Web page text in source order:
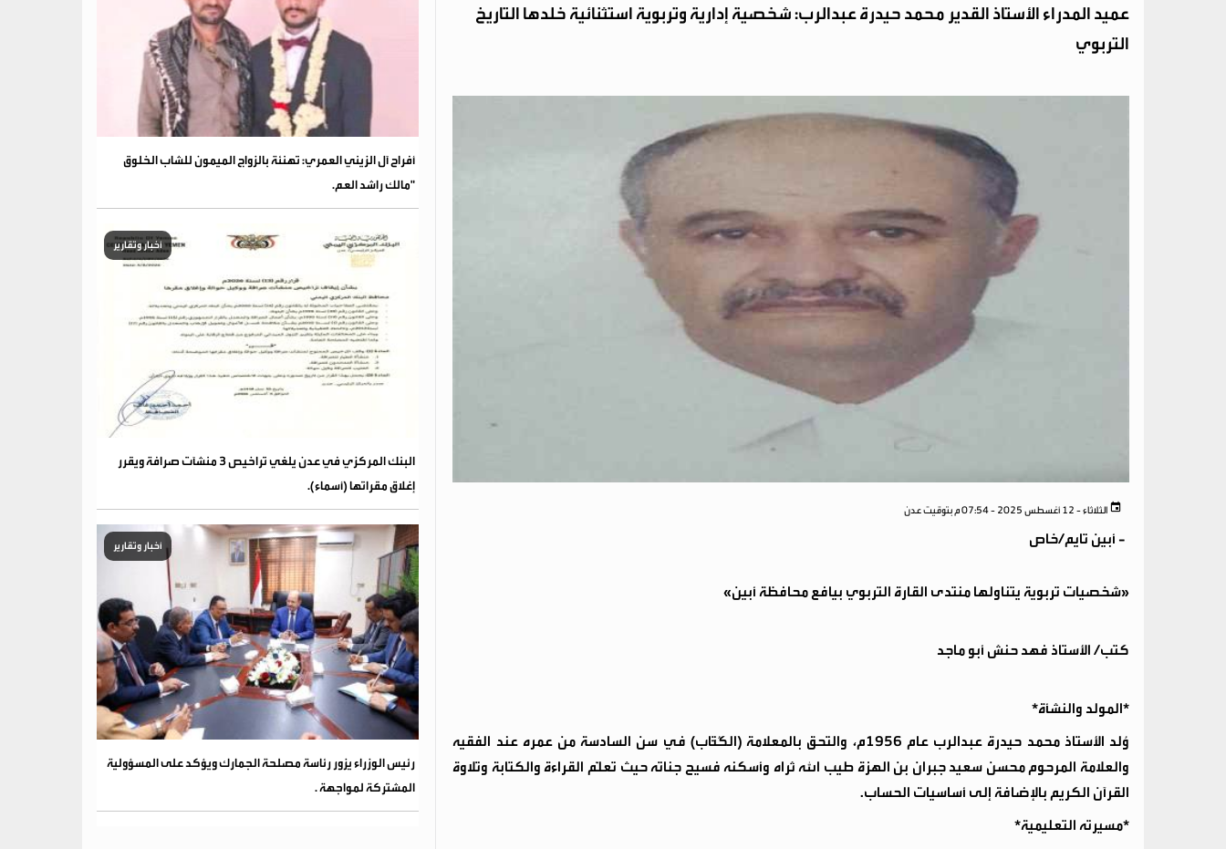
عميد المدراء الأستاذ القدير محمد حيدرة عبدالرب: شخصية إدارية وتربوية استثنائية خلدها التاريخ
التربوي
الثلاثاء - 12 أغسطس 2025 - 07:54 م بتوقيت عدن
- أبين تايم/خاص
«شخصيات تربوية يتناولها منتدى القارة التربوي بيافع محافظة أبين»
كتب/ الأستاذ فهد حنش أبو ماجد
*المولد والنشأة*
وُلد الأستاذ محمد حيدرة عبدالرب عام 1956م، والتحق بالمعلامة (الكُتَّاب) في سن السادسة من عمره عند الفقيه
والعلامة المرحوم محسن سعيد جبران بن الهزة طيب الله ثراه وأسكنه فسيح جناته حيث تعلَّم القراءة والكتابة وتلاوة
القرآن الكريم بالإضافة إلى أساسيات الحساب.
*مسيرته التعليمية*
​أفراح آل الزيني العمري: تهنئة بالزواج الميمون للشاب الخلوق
"مالك راشد العم.
أخبار وتقارير
البنك المركزي في عدن يلغي تراخيص 3 منشآت صرافة ويقرر
إغلاق مقراتها (أسماء).
أخبار وتقارير
رئيس الوزراء يزور رئاسة مصلحة الجمارك ويؤكد على المسؤولية
المشتركة لمواجهة .